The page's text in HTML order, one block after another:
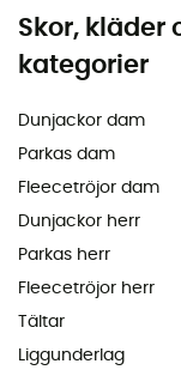
Skor, kläder
kategorier
Dunjackor dam
Parkas dam
Fleecetröjor dam
Dunjackor herr
Parkas herr
Fleecetröjor herr
Tältar
Liggunderlag